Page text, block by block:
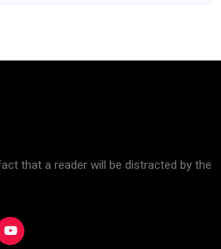
that a reader will be distracted by the